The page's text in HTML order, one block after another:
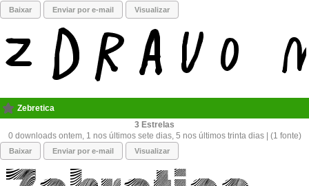
Baixar Enviar por e-mail Visualizar
Zebretica
3
0 downloads ontem, 1 nos últimos sete dias, 5 nos últimos trinta dias | (1 fonte)
Baixar Enviar por e-mail Visualizar